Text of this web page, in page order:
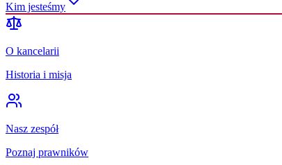
Kim jesteśmy
O kancelarii
Historia i misja
Nasz zespół
Poznaj prawników